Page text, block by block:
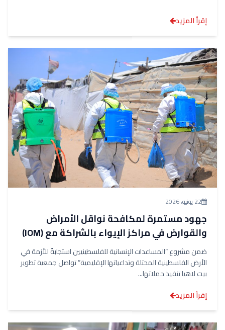
إقرأ المزيد
22 يونيو، 2026
جهود مستمرة لمكافحة نواقل الأمراض
والقوارض في مراكز الإيواء بالشراكة مع (IOM)
ضمن مشروع “المساعدات الإنسانية للفلسطينيين استجابةً للأزمة في
الأرض الفلسطينية المحتلة وتداعياتها الإقليمية” تواصل جمعية تطوير
بيت لاهيا تنفيذ حملاتها...
إقرأ المزيد